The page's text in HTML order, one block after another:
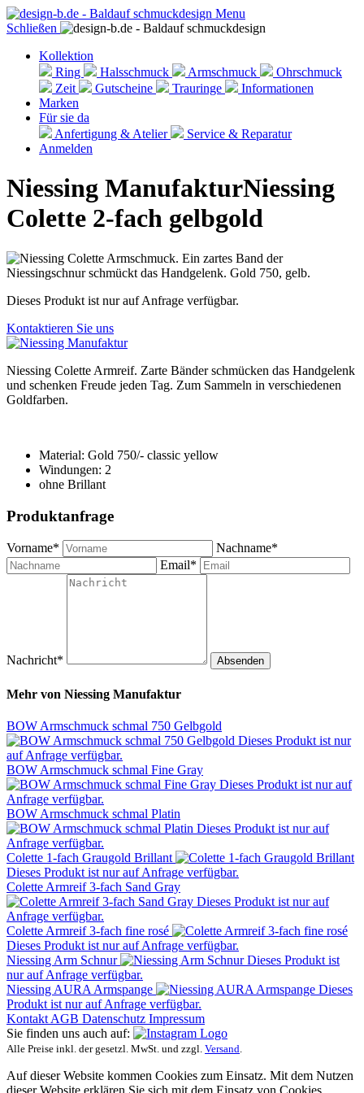
Menu
Schließen
Kollektion
Ring
Halsschmuck Armschmuck
Ohrschmuck
Zeit
Gutscheine Trauringe
Informationen
Marken
Für sie da
Anfertigung & Atelier
Service & Reparatur
Anmelden
Niessing ManufakturNiessing
Colette 2-fach gelbgold
Dieses Produkt ist nur auf Anfrage verfügbar.
Kontaktieren Sie uns
Niessing Colette Armreif. Zarte Bänder schmücken das Handgelenk
und schenken Freude jeden Tag. Zum Sammeln in verschiedenen
Goldfarben.
Material: Gold 750/- classic yellow
Windungen: 2
ohne Brillant
Produktanfrage
Vorname*
Nachname*
Email*
Nachricht* Absenden
Mehr von Niessing Manufaktur
BOW Armschmuck schmal 750 Gelbgold
Dieses Produkt ist nur
auf Anfrage verfügbar.
BOW Armschmuck schmal Fine Gray
Dieses Produkt ist nur auf
Anfrage verfügbar.
BOW Armschmuck schmal Platin
Dieses Produkt ist nur auf
Anfrage verfügbar.
Colette 1-fach Graugold Brillant
Dieses Produkt ist nur auf Anfrage verfügbar.
Colette Armreif 3-fach Sand Gray
Dieses Produkt ist nur auf
Anfrage verfügbar.
Colette Armreif 3-fach fine rosé
Dieses Produkt ist nur auf Anfrage verfügbar.
Niessing Arm Schnur
Dieses Produkt ist
nur auf Anfrage verfügbar.
Niessing AURA Armspange
Dieses
Produkt ist nur auf Anfrage verfügbar.
Kontakt AGB Datenschutz Impressum
Sie finden uns auch auf:
Alle Preise inkl. der gesetzl. MwSt. und zzgl. Versand
Auf dieser Website kommen Cookies zum Einsatz. Mit dem Nutzen
dieser Website erklären Sie sich mit dem Einsatz von Cookies